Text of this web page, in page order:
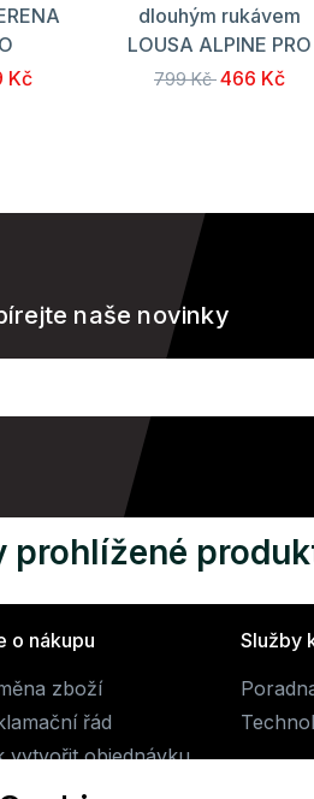
Kč
dlouhým rukávem
LOUSA ALPINE PRO
799 Kč466 Kč
naše novinky
prohlížené
o nákupu
zboží
řád
vytvořit objednávku
podmínky
Služby